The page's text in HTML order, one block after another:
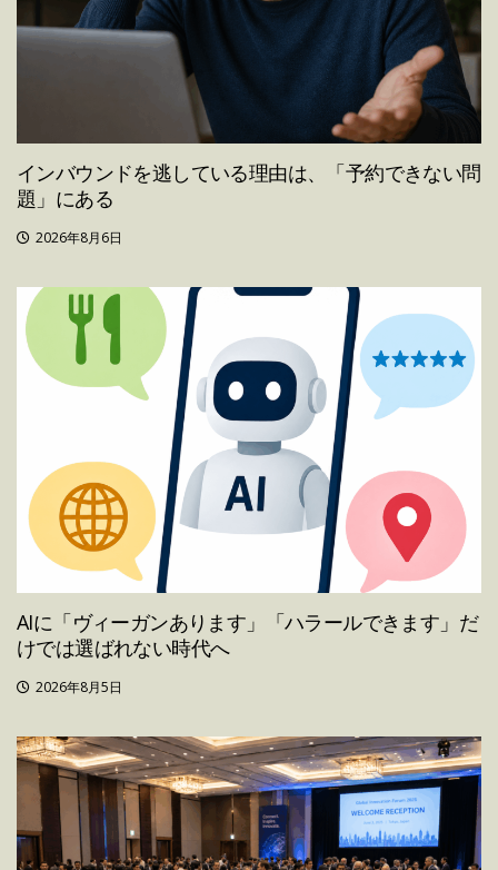
インバウンドを逃している理由は、「予約できない問
題」にある
2026年8月6日
AIに「ヴィーガンあります」「ハラールできます」だ
けでは選ばれない時代へ
2026年8月5日